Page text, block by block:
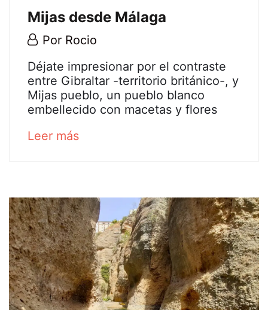
Mijas desde Málaga
14
2022
Por Rocio
Tour
privado
en
Gibraltar
en
Mijas
desde
Málaga
Déjate impresionar por el contraste
entre Gibraltar -territorio británico-, y
Mijas pueblo, un pueblo blanco
embellecido con macetas y flores
Leer másabout
read